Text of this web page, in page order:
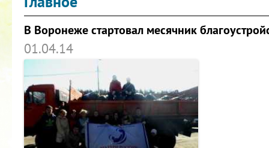
В Воронеже стартовал месячник
01.04.14